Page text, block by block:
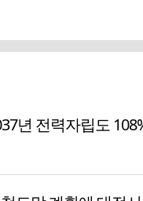
년 전력자립도